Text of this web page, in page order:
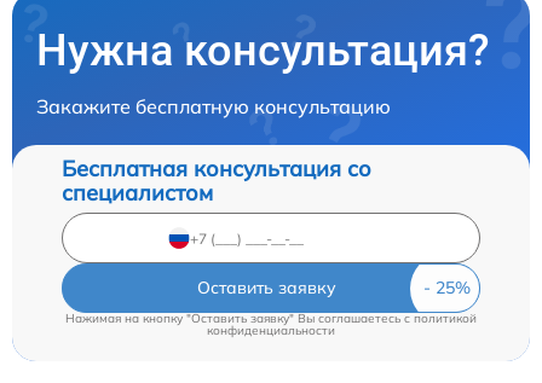
Нужна консультация?
Закажите бесплатную консультацию
Бесплатная консультация со
специалистом
Оставить заявку
Нажимая на кнопку "Оставить заявку" Вы соглашаетесь c политикой
конфиденциальности